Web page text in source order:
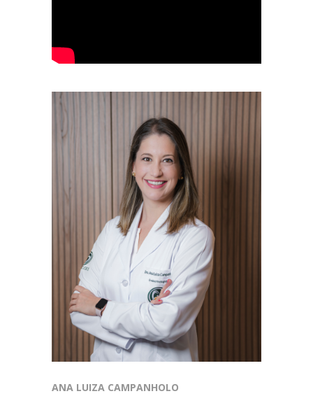
ANA LUIZA CAMPANHOLO